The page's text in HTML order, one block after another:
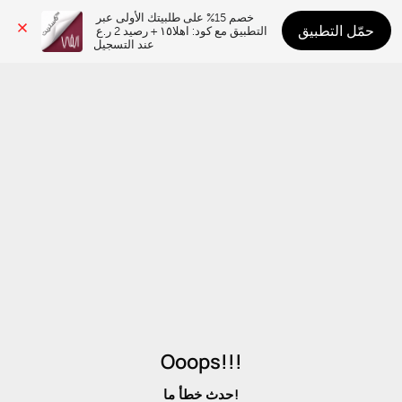
عند التسجيل
حمّل التطبيق
Ooops!!!
حدث خطأ ما!